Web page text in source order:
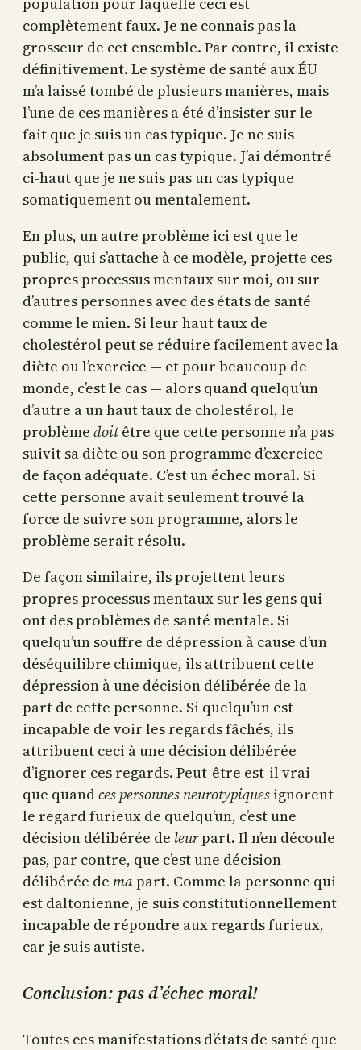
complètement faux. Je ne connais pas la
grosseur de cet ensemble. Par contre, il existe
définitivement. Le système de santé aux ÉU
m’a laissé tombé de plusieurs manières, mais
l’une de ces manières a été d’insister sur le
fait que je suis un cas typique. Je ne suis
absolument pas un cas typique. J’ai démontré
ci-haut que je ne suis pas un cas typique
somatiquement ou mentalement.
En plus, un autre problème ici est que le
public, qui s’attache à ce modèle, projette ces
propres processus mentaux sur moi, ou sur
d’autres personnes avec des états de santé
comme le mien. Si leur haut taux de
cholestérol peut se réduire facilement avec la
diète ou l’exercice — et pour beaucoup de
monde, c’est le cas — alors quand quelqu’un
d’autre a un haut taux de cholestérol, le
problème doitêtre que cette personne n’a pas
suivit sa diète ou son programme d’exercice
de façon adéquate. C’est un échec moral. Si
cette personne avait seulement trouvé la
force de suivre son programme, alors le
problème serait résolu.
De façon similaire, ils projettent leurs
propres processus mentaux sur les gens qui
ont des problèmes de santé mentale. Si
quelqu’un souffre de dépression à cause d’un
déséquilibre chimique, ils attribuent cette
dépression à une décision délibérée de la
part de cette personne. Si quelqu’un est
incapable de voir les regards fâchés, ils
attribuent ceci à une décision délibérée
d’ignorer ces regards. Peut-être est-il vrai
que quandces personnes neurotypiques ignorent
le regard furieux de quelqu’un, c’est une
décision délibérée de leurpart. Il n’en découle
pas, par contre, que c’est une décision
délibérée de ma part. Comme la personne qui
est daltonienne, je suis constitutionnellement
incapable de répondre aux regards furieux,
car je suis autiste.
Conclusion: pas d’échec moral!
Toutes ces manifestations d’états de santé que